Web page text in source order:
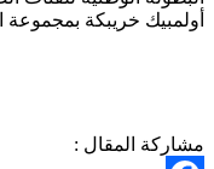
أولمبيك خريبكة
مشاركة المقال :